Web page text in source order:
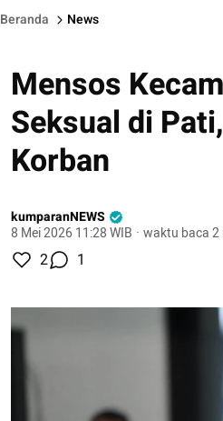
Beranda News
Mensos
Seksual di
Korban
kumparanNEWS
8 Mei 2026 11:28 WIB · waktu baca 2
2 1